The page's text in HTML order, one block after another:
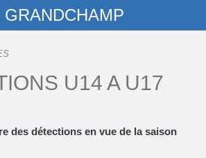
GRANDCHAMP
U14 A U17
des détections en vue de la saison